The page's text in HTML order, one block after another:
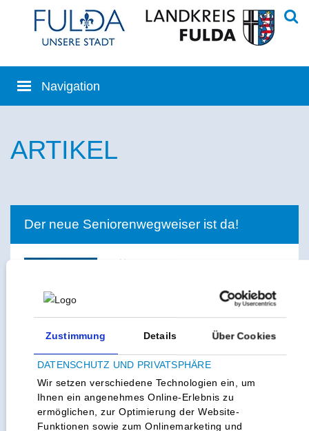
Zustimmung Details Über Cookies
DATENSCHUTZ UND PRIVATSPHÄRE
Wir setzen verschiedene Technologien ein, um
Ihnen ein angenehmes Online-Erlebnis zu
ermöglichen, zur Optimierung der Website-
Funktionen sowie zum Onlinemarketing und
ARTIKEL
Der neue Seniorenwegweiser ist da!
Der neue Seniorenwegweiser ist im
Dezember 2024 erschienen.
nicht unter der Schirmherrschaft von
Stadt und Landkreis Fulda aufgelegt,
sondern in Eigenregie durch den
Parzeller Verlag. Der neue Ratgeber
hat daher nicht nur ein neues
Gesicht, auch einen neuen Namen.